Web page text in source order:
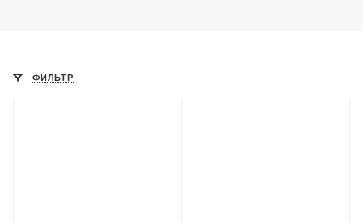
ФИЛЬТР